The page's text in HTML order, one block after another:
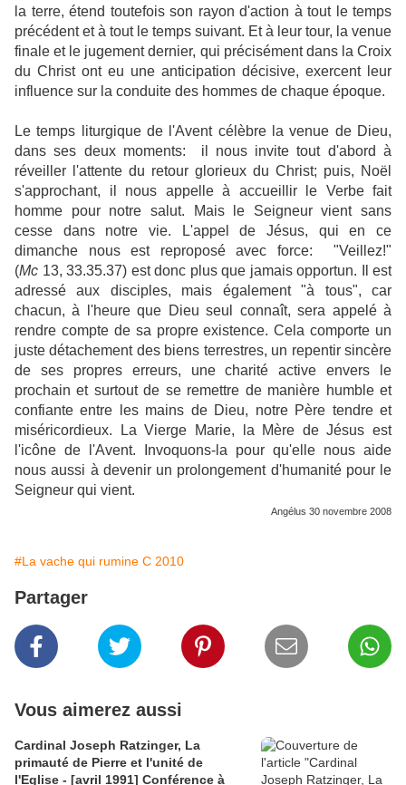
la terre, étend toutefois son rayon d'action à tout le temps
précédent et à tout le temps suivant. Et à leur tour, la venue
finale et le jugement dernier, qui précisément dans la Croix
du Christ ont eu une anticipation décisive, exercent leur
influence sur la conduite des hommes de chaque époque.
Le temps liturgique de l'Avent célèbre la venue de Dieu,
dans ses deux moments: il nous invite tout d'abord à
réveiller l'attente du retour glorieux du Christ; puis, Noël
s'approchant, il nous appelle à accueillir le Verbe fait
homme pour notre salut. Mais le Seigneur vient sans
cesse dans notre vie. L'appel de Jésus, qui en ce
dimanche nous est reproposé avec force: "Veillez!"
(Mc 13, 33.35.37) est donc plus que jamais opportun. Il est
adressé aux disciples, mais également "à tous", car
chacun, à l'heure que Dieu seul connaît, sera appelé à
rendre compte de sa propre existence. Cela comporte un
juste détachement des biens terrestres, un repentir sincère
de ses propres erreurs, une charité active envers le
prochain et surtout de se remettre de manière humble et
confiante entre les mains de Dieu, notre Père tendre et
miséricordieux. La Vierge Marie, la Mère de Jésus est
l'icône de l'Avent. Invoquons-la pour qu'elle nous aide
nous aussi à devenir un prolongement d'humanité pour le
Seigneur qui vient.
Angélus 30 novembre 2008
#La vache qui rumine C 2010
Partager
Vous aimerez aussi
Cardinal Joseph Ratzinger, La
primauté de Pierre et l'unité de
l'Eglise - [avril 1991] Conférence à